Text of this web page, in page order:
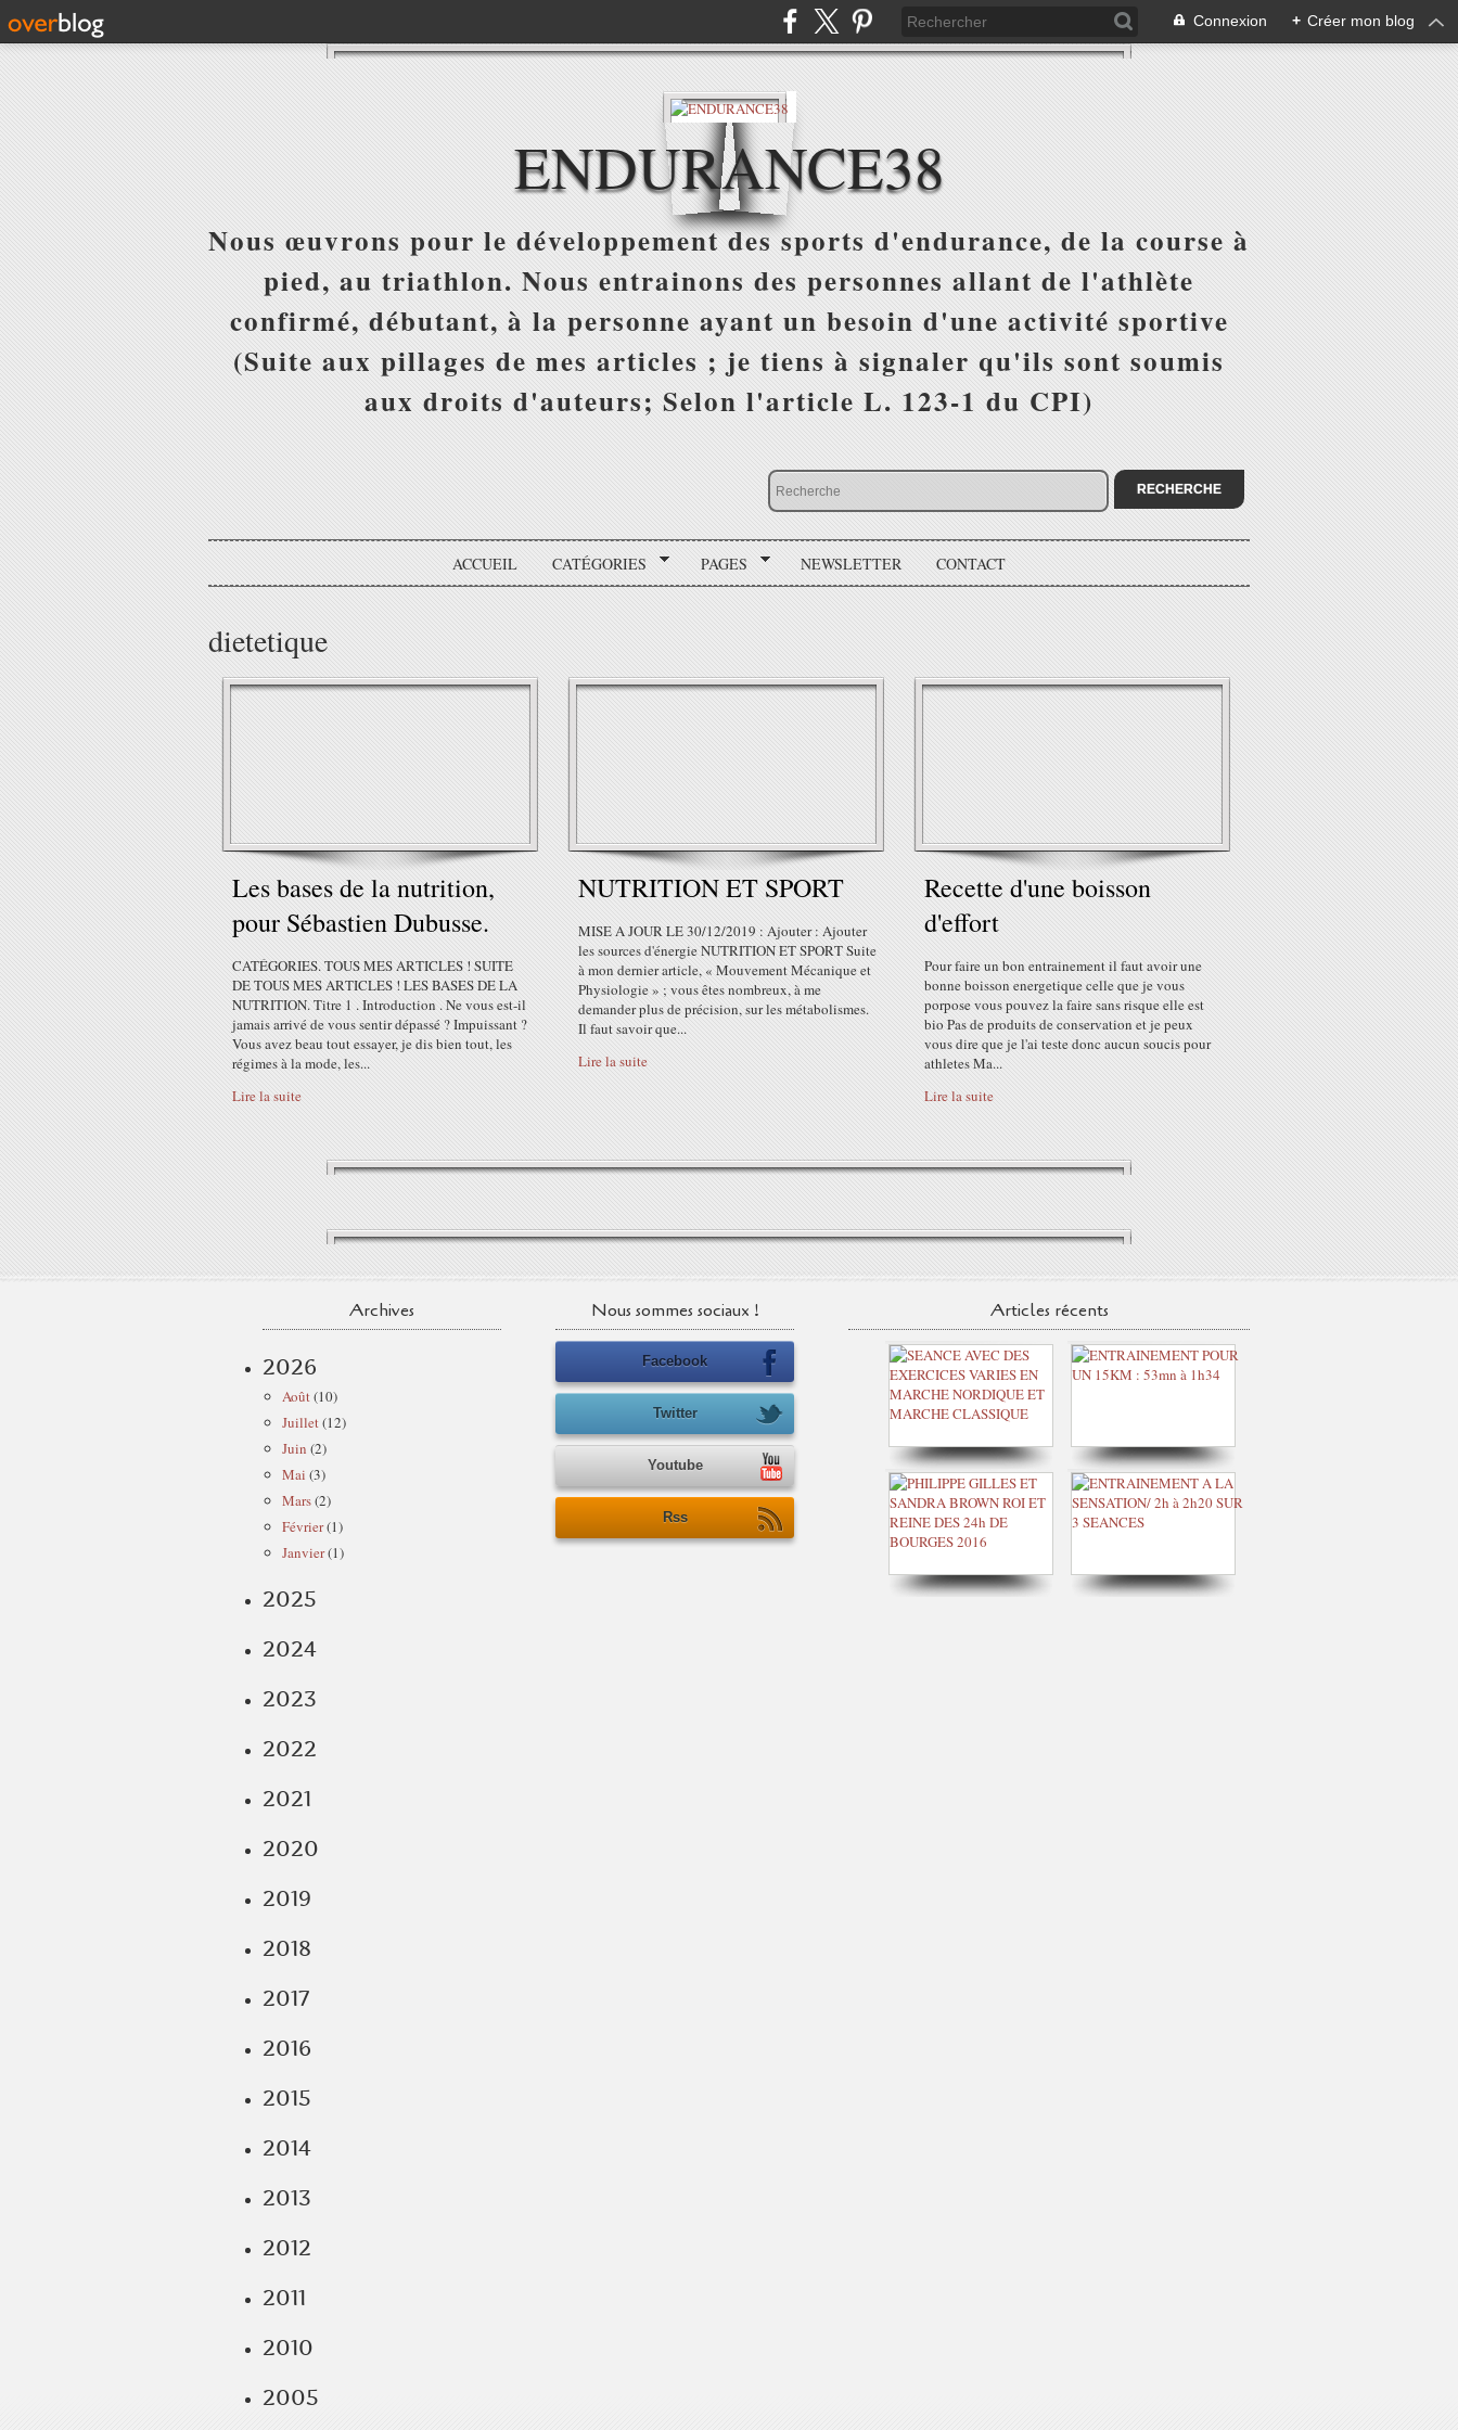
Connexion + Créer mon blog
ENDURANCE38
Nous œuvrons pour le développement des sports d'endurance, de la course à
pied, au triathlon. Nous entrainons des personnes allant de l'athlète
confirmé, débutant, à la personne ayant un besoin d'une activité sportive
(Suite aux pillages de mes articles ; je tiens à signaler qu'ils sont soumis
aux droits d'auteurs; Selon l'article L. 123-1 du CPI)
ACCUEIL CATÉGORIES PAGES NEWSLETTER CONTACT
dietetique
Les bases de la nutrition,
pour Sébastien Dubusse.
CATÉGORIES. TOUS MES ARTICLES ! SUITE
DE TOUS MES ARTICLES ! LES BASES DE LA
NUTRITION. Titre 1 . Introduction . Ne vous est-il
jamais arrivé de vous sentir dépassé ? Impuissant ?
Vous avez beau tout essayer, je dis bien tout, les
régimes à la mode, les...
Lire la suite
NUTRITION ET SPORT
MISE A JOUR LE 30/12/2019 : Ajouter : Ajouter
les sources d'énergie NUTRITION ET SPORT Suite
à mon dernier article, « Mouvement Mécanique et
Physiologie » ; vous êtes nombreux, à me
demander plus de précision, sur les métabolismes.
Il faut savoir que...
Lire la suite
Recette d'une boisson
d'effort
Pour faire un bon entrainement il faut avoir une
bonne boisson energetique celle que je vous
porpose vous pouvez la faire sans risque elle est
bio Pas de produits de conservation et je peux
vous dire que je l'ai teste donc aucun soucis pour
athletes Ma...
Lire la suite
Archives
2026
Août(10)
Juillet(12)
Juin (2)
Mai (3)
Mars(2)
Février(1)
Janvier(1)
2025
2024
2023
2022
2021
2020
2019
2018
2017
2016
2015
2014
2013
2012
2011
2010
2005
Nous sommes sociaux !
Facebook
Twitter
Youtube
Rss
Articles récents